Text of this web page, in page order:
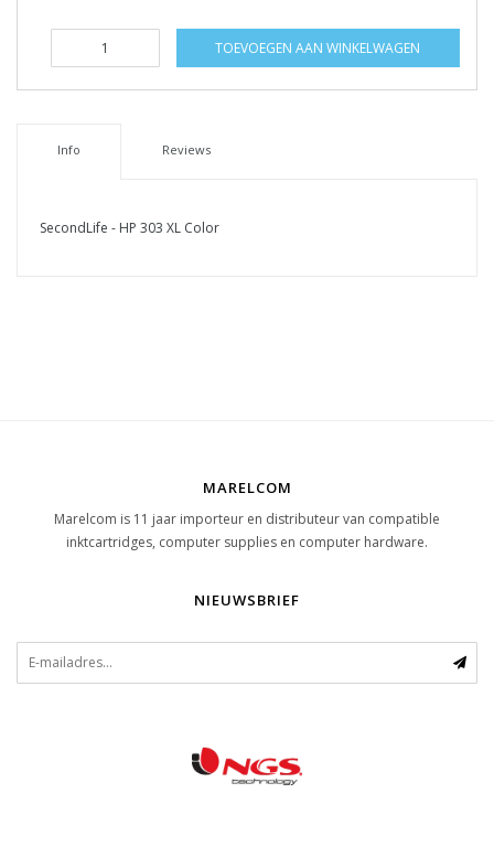
TOEVOEGEN AAN WINKELWAGEN
Info Reviews
SecondLife - HP 303 XL Color
MARELCOM
Marelcom is 11 jaar importeur en distributeur van compatible
inktcartridges, computer supplies en computer hardware.
NIEUWSBRIEF